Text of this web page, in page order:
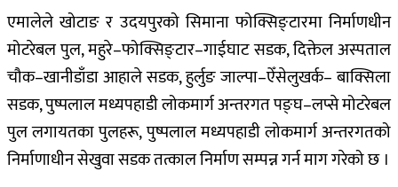
एमालेले खोटाङ र उदयपुरको सिमाना फोक्सिङ्टारमा निर्माणधीन
मोटरेबल पुल, महुरे–फोक्सिङ्टार–गाईघाट सडक, दिक्तेल अस्पताल
चौक–खानीडाँडा आहाले सडक, हुर्लुङ जाल्पा–ऐँसेलुखर्क– बाक्सिला
सडक, पुष्पलाल मध्यपहाडी लोकमार्ग अन्तरगत पङ्घ–लप्से मोटरेबल
पुल लगायतका पुलहरू, पुष्पलाल मध्यपहाडी लोकमार्ग अन्तरगतको
निर्माणाधीन सेखुवा सडक तत्काल निर्माण सम्पन्न गर्न माग गरेको छ ।